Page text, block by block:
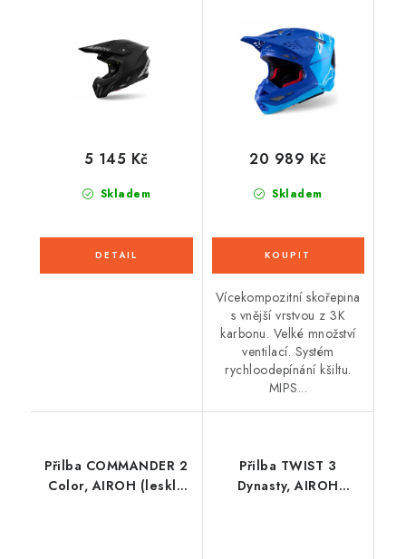
Skladem
5 145 Kč
perleť/světle modrá/
černá/carbon/matná/lesklá)
2026
Skladem
20 989 Kč
Vícekompozitní skořepina
s vnější vrstvou z 3K
karbonu. Velké množství
ventilací. Systém
rychloodepínání kšiltu.
MIPS...
Přilba COMMANDER 2
Color, AIROH (lesklá
Přilba TWIST 3
Dynasty, AIROH